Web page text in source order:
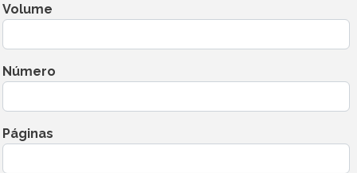
Volume
Número
Páginas